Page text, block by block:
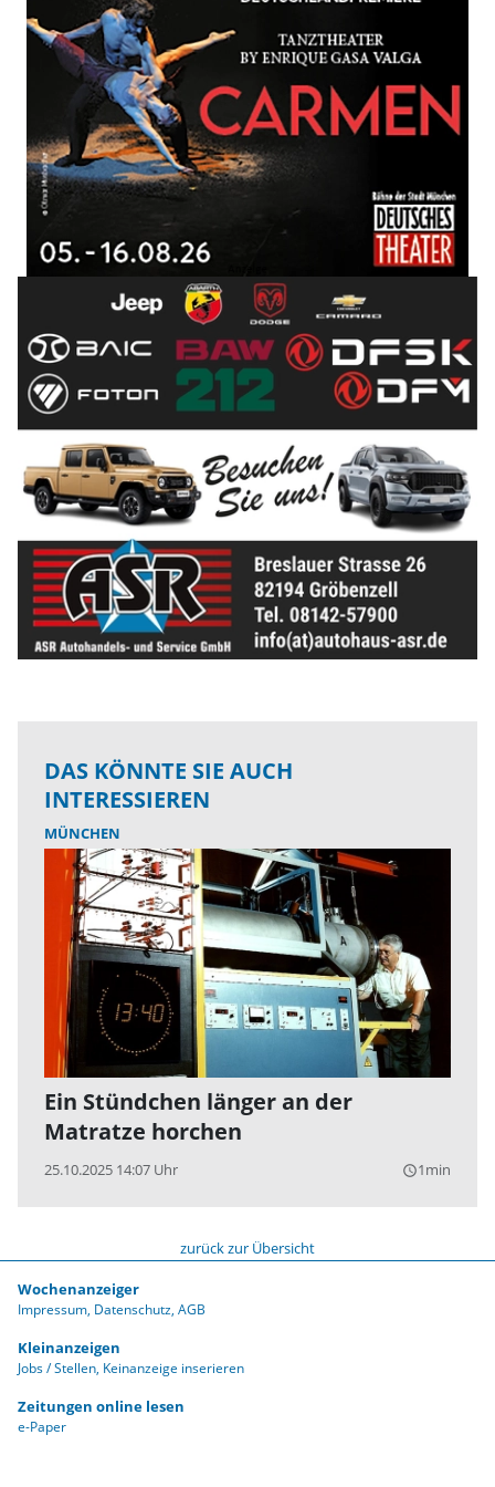
DAS KÖNNTE SIE AUCH
INTERESSIEREN
MÜNCHEN
Ein Stündchen länger an der
Matratze horchen
25.10.2025 14:07 Uhr query_builder1min
zurück zur Übersicht
Wochenanzeiger
Impressum Datenschutz AGB
Kleinanzeigen
Jobs / Stellen Keinanzeige inserieren
Zeitungen online lesen
e-Paper